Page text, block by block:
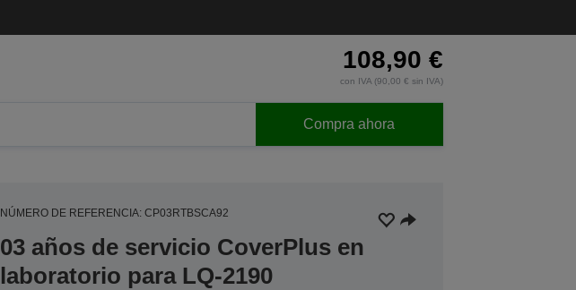
108,90 €
con IVA (90,00 € sin IVA)
Compra ahora
NÚMERO DE REFERENCIA: CP03RTBSCA92
03 años de servicio CoverPlus en
laboratorio para LQ-2190